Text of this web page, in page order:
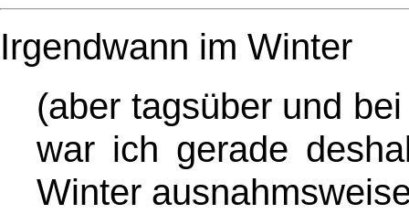
Irgendwann im Winter
(aber tagsüber und
war ich gerade
Winter